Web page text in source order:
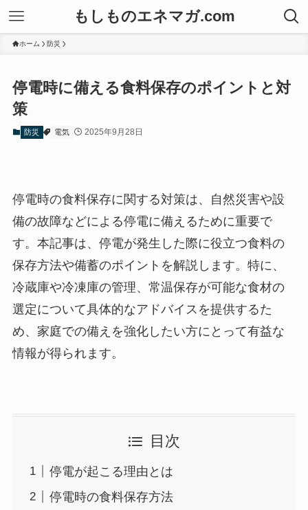
もしものエネマガ.com
ホーム 防災
停電時に備える食料保存のポイントと対
策
防災 電気 2025年9月28日
停電時の食料保存に関する対策は、自然災害や設
備の故障などによる停電に備えるために重要で
す。本記事は、停電が発生した際に役立つ食料の
保存方法や備蓄のポイントを解説します。特に、
冷蔵庫や冷凍庫の管理、常温保存が可能な食材の
選定について具体的なアドバイスを提供するた
め、家庭での備えを強化したい方にとって有益な
情報が得られます。
目次
停電が起こる理由とは
停電時の食料保存方法